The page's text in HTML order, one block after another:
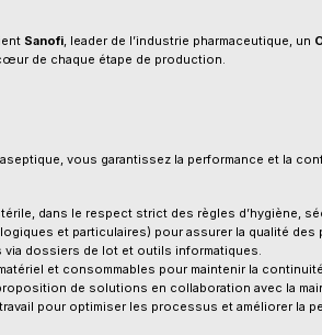
Sanofi, leader de l’industrie pharmaceutique, un
de chaque étape de production.
vous garantissez la performance et la
dans le respect strict des règles d’hygiène,
et particulaires) pour assurer la qualité des
dossiers de lot et outils informatiques.
et consommables pour maintenir la
de solutions en collaboration avec la
pour optimiser les processus et améliorer la